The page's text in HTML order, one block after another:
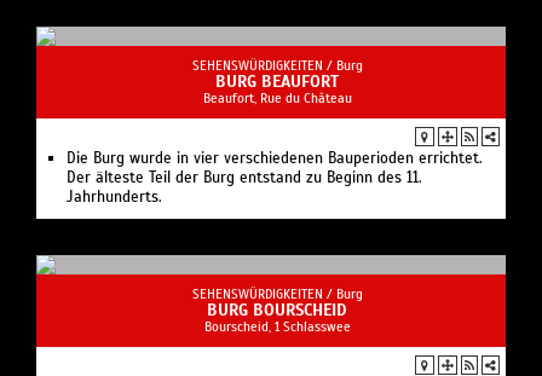
SEHENSWÜRDIGKEITEN / Burg
BURG BEAUFORT
Beaufort, Rue du Château
Die Burg wurde in vier verschiedenen Bauperioden errichtet.
Der älteste Teil der Burg entstand zu Beginn des 11.
Jahrhunderts.
SEHENSWÜRDIGKEITEN / Burg
BURG BOURSCHEID
Bourscheid, 1 Schlasswee